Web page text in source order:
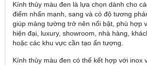
Kính thủy màu đen là lựa chọn dành cho
điểm nhấn mạnh, sang và có độ tương
giúp mảng tường trở nên nổi bật, phù hợp
hiện đại, luxury, showroom, nhà hàng,
hoặc các khu vực cần tạo ấn tượng.
Kính thủy màu đen có thể kết hợp với inox